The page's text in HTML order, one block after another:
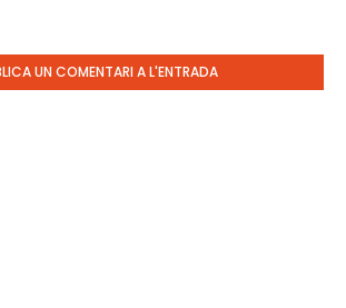
UN COMENTARI A L'ENTRADA